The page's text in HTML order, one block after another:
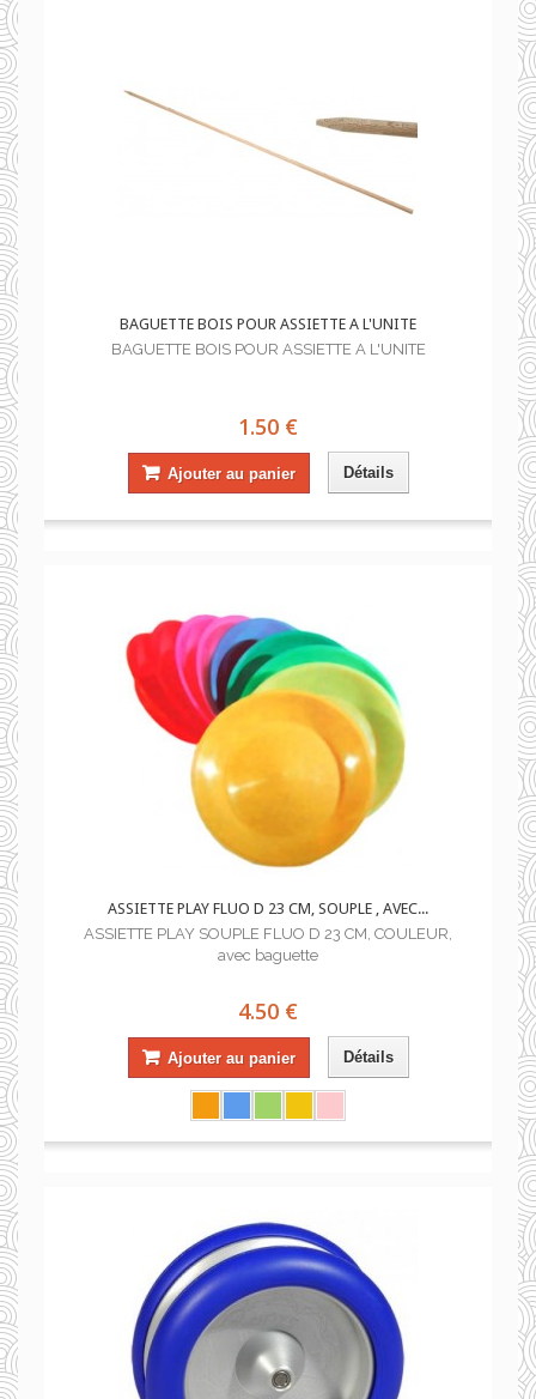
BAGUETTE BOIS POUR ASSIETTE A L'UNITE
BAGUETTE BOIS POUR ASSIETTE A L'UNITE
1.50 €
Ajouter au panier Détails
ASSIETTE PLAY FLUO D 23 CM, SOUPLE , AVEC...
ASSIETTE PLAY SOUPLE FLUO D 23 CM, COULEUR,
avec baguette
4.50 €
Ajouter au panier Détails